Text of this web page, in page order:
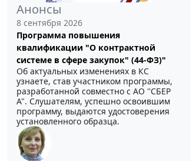
Анонсы
8 сентября 2026
Программа повышения
квалификации "О контрактной
системе в сфере закупок" (44-ФЗ)"
Об актуальных изменениях в КС
узнаете, став участником программы,
разработанной совместно с АО ''СБЕР
А". Слушателям, успешно освоившим
программу, выдаются удостоверения
установленного образца.